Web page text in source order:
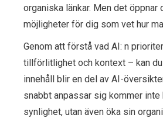
organiska länkar. Men det öppnar
möjligheter för dig som vet hur
Genom att förstå vad AI: n
tillförlitlighet och kontext – kan
innehåll blir en del av AI-
snabbt anpassar sig kommer inte
synlighet, utan även öka sin